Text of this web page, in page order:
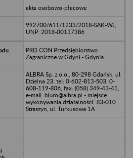
akta osobowo-płacowe
992700/611/1233/2018-SAK-WJ,
UNP: 2018-00137386
PRO CON Przedsiębiorstwo
Zagraniczne w Gdyni - Gdynia
ALBRA Sp. z o.o., 80-298 Gdańsk, ul.
Dzielna 23, tel: 0-602-813-503, 0-
608-119-806, fax: (058) 349-43-41,
e-mail: biuro@albra.pl - miejsce
wykonywania działalności: 83-010
Straszyn, ul. Turkusowa 1A